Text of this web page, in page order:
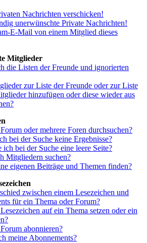
Nachrichten verschicken!
unerwünschte Private Nachrichten!
E-Mail von einem Mitglied dieses
Mitglieder
die Listen der Freunde und ignorierten
zur Liste der Freunde oder zur Liste
hinzufügen oder diese wieder aus
oder mehrere Foren durchsuchen?
bei der Suche keine Ergebnisse?
bei der Suche eine leere Seite?
Mitgliedern suchen?
eigenen Beiträge und Themen finden?
zwischen einem Lesezeichen und
für ein Thema oder Forum?
auf ein Thema setzen oder ein
abonnieren?
meine Abonnements?